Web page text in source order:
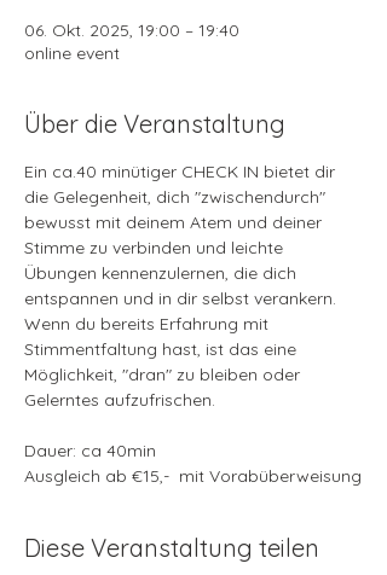
06. Okt. 2025, 19:00 – 19:40
online event
Über die Veranstaltung
Ein ca.40 minütiger CHECK IN bietet dir
die Gelegenheit, dich "zwischendurch"
bewusst mit deinem Atem und deiner
Stimme zu verbinden und leichte
Übungen kennenzulernen, die dich
entspannen und in dir selbst verankern.
Wenn du bereits Erfahrung mit
Stimmentfaltung hast, ist das eine
Möglichkeit, "dran" zu bleiben oder
Gelerntes aufzufrischen.
Dauer: ca 40min
Ausgleich ab €15,-  mit Vorabüberweisung
Diese Veranstaltung teilen